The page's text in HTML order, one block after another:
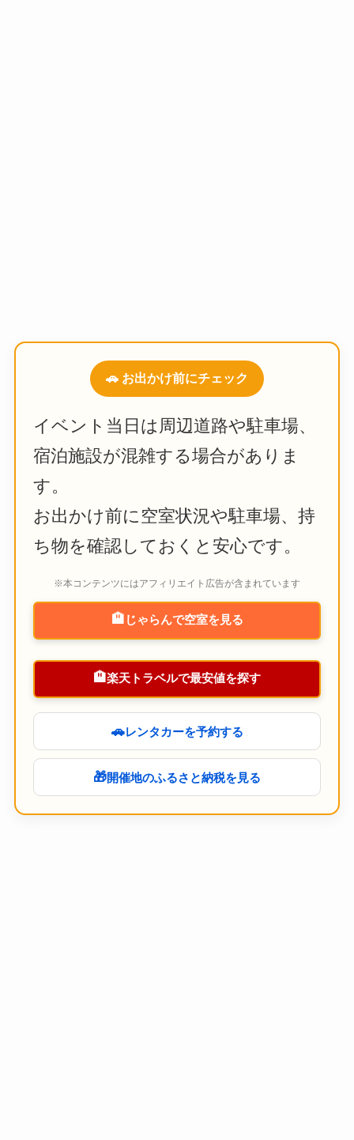
🚗 お出かけ前にチェック
イベント当日は周辺道路や駐車場、
宿泊施設が混雑する場合がありま
す。
お出かけ前に空室状況や駐車場、持
ち物を確認しておくと安心です。
※本コンテンツにはアフィリエイト広告が含まれています
🏨 じゃらんで空室を見る
🏨 楽天トラベルで最安値を探す
🚗レンタカーを予約する
🎁開催地のふるさと納税を見る